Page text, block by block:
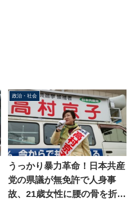
政治・社会
うっかり暴力革命！日本共産
党の県議が無免許で人身事
故、21歳女性に腰の骨を折る